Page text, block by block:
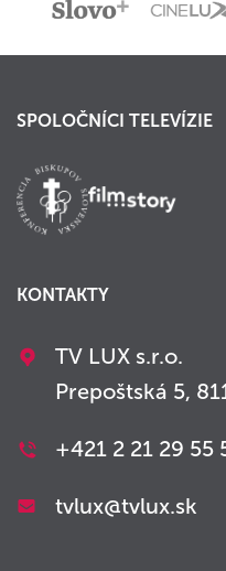
SPOLOČNÍCI TELEVÍZIE
KONTAKTY
TV LUX s.r.o.
Prepoštská 5,
+421 2 21 29 55
tvlux@tvlux.sk